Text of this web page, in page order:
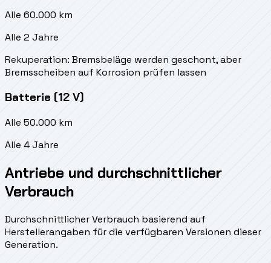
Alle 60.000 km
Alle 2 Jahre
Rekuperation: Bremsbeläge werden geschont, aber
Bremsscheiben auf Korrosion prüfen lassen
Batterie (12 V)
Alle 50.000 km
Alle 4 Jahre
Antriebe und durchschnittlicher
Verbrauch
Durchschnittlicher Verbrauch basierend auf
Herstellerangaben für die verfügbaren Versionen dieser
Generation.